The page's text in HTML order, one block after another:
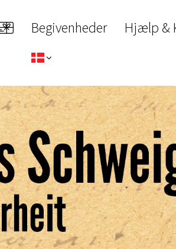
Begivenheder Hjælp &